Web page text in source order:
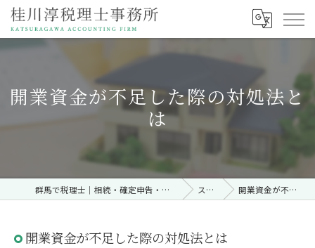
開業資金が不足した際の対処法と
は
群馬で税理士｜相続・確定申告・契約時・無料相談なら「桂川淳税理士事務所」 ストーリー 開業資金が不足した際の対処法とは
開業資金が不足した際の対処法とは